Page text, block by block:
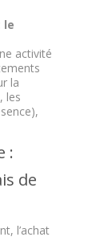
le
activité
la
les
:
de
l’achat